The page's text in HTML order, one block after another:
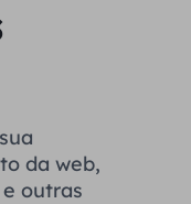
da web,
outras